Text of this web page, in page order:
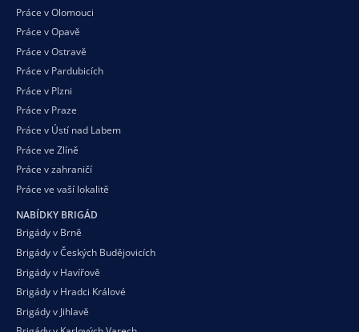
Práce v Olomouci
Práce v Opavě
Práce v Ostravě
Práce v Pardubicích
Práce v Plzni
Práce v Praze
Práce v Ústí nad Labem
Práce ve Zlíně
Práce v zahraničí
Práce ve vaší lokalitě
NABÍDKY BRIGÁD
Brigády v Brně
Brigády v Českých Budějovicích
Brigády v Havířově
Brigády v Hradci Králové
Brigády v Jihlavě